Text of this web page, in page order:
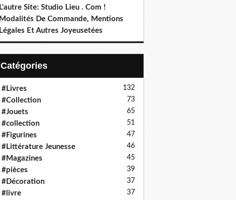
L'autre Site: Studio Lieu . Com !
Modalités De Commande, Mentions
Légales Et Autres Joyeusetées
Catégories
#Livres 132
#Collection 73
#Jouets 65
#collection 51
#Figurines 47
#Littérature Jeunesse 46
#Magazines 45
#pièces 39
#Décoration 37
#livre 37